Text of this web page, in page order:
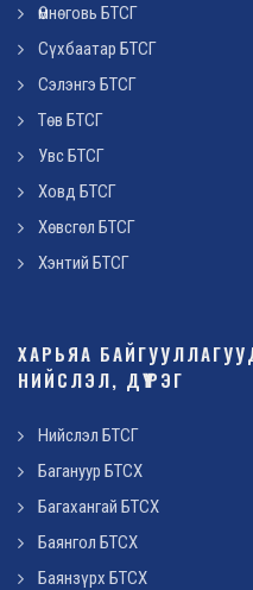
Өмнөговь БТСГ
Сүхбаатар БТСГ
Сэлэнгэ БТСГ
Төв БТСГ
Увс БТСГ
Ховд БТСГ
Хөвсгөл БТСГ
Хэнтий БТСГ
ХАРЬЯА
НИЙСЛЭЛ, ДҮҮРЭГ
Нийслэл БТСГ
Багануур БТСХ
Багахангай БТСХ
Баянгол БТСХ
Баянзүрх БТСХ